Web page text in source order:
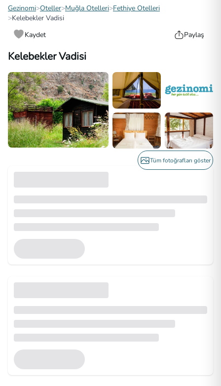
Gezinomi>Oteller>Muğla Otelleri>Fethiye Otelleri
>Kelebekler Vadisi
Paylaş
Kaydet
Kelebekler Vadisi
Tüm fotoğrafları göster